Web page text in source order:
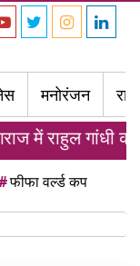
मनोरंजन
राहुल गांधी का
फीफा वर्ल्ड कप